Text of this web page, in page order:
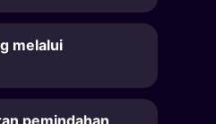
melalui
pemindahan